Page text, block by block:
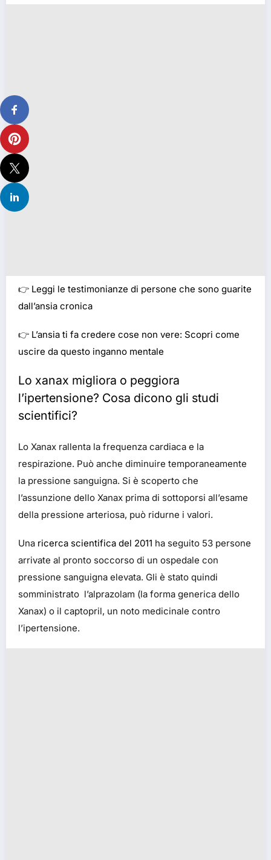
👉 Leggi le testimonianze di persone che sono guarite
dall’ansia cronica
👉 L’ansia ti fa credere cose non vere: Scopri come
uscire da questo inganno mentale
Lo xanax migliora o peggiora
l’ipertensione? Cosa dicono gli studi
scientifici?
Lo Xanax rallenta la frequenza cardiaca e la
respirazione. Può anche diminuire temporaneamente
la pressione sanguigna. Si è scoperto che
l’assunzione dello Xanax prima di sottoporsi all’esame
della pressione arteriosa, può ridurne i valori.
Una ricerca scientifica del 2011 ha seguito 53 persone
arrivate al pronto soccorso di un ospedale con
pressione sanguigna elevata. Gli è stato quindi
somministrato l’alprazolam (la forma generica dello
Xanax) o il captopril, un noto medicinale contro
l’ipertensione.